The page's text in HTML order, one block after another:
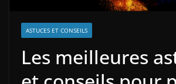
ASTUCES ET CONSEILS
Les meilleures